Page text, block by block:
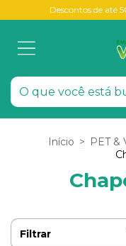
Descontos de até
Início > PET &
Filtrar